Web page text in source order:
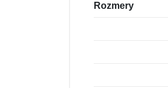
Rozmery